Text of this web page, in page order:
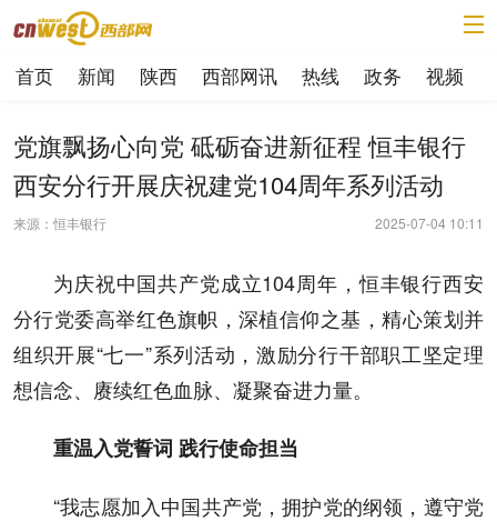
首页 新闻 陕西 西部网讯 热线 政务 视频
党旗飘扬心向党 砥砺奋进新征程 恒丰银行
西安分行开展庆祝建党104周年系列活动
来源：恒丰银行 2025-07-04 10:11
为庆祝中国共产党成立104周年，恒丰银行西安
分行党委高举红色旗帜，深植信仰之基，精心策划并
组织开展“七一”系列活动，激励分行干部职工坚定理
想信念、赓续红色血脉、凝聚奋进力量。
重温入党誓词 践行使命担当
“我志愿加入中国共产党，拥护党的纲领，遵守党